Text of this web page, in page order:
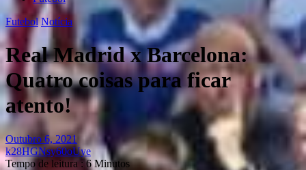
Futebol Notícia
Real Madrid x Barcelona:
Quatro coisas para ficar
atento!
Outubro 6, 2021
k28HGNsy60oUye
Tempo de leitura : 6 Minutos